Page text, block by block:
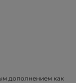
дополнением как